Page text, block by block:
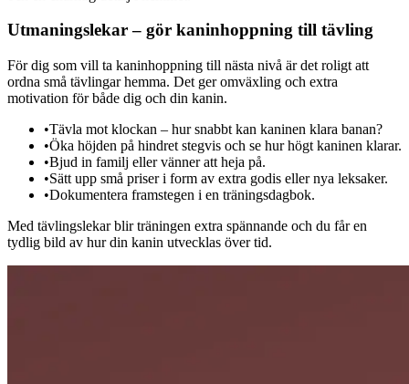
Utmaningslekar – gör kaninhoppning till tävling
För dig som vill ta kaninhoppning till nästa nivå är det roligt att
ordna små tävlingar hemma. Det ger omväxling och extra
motivation för både dig och din kanin.
•Tävla mot klockan – hur snabbt kan kaninen klara banan?
•Öka höjden på hindret stegvis och se hur högt kaninen klarar.
•Bjud in familj eller vänner att heja på.
•Sätt upp små priser i form av extra godis eller nya leksaker.
•Dokumentera framstegen i en träningsdagbok.
Med tävlingslekar blir träningen extra spännande och du får en
tydlig bild av hur din kanin utvecklas över tid.